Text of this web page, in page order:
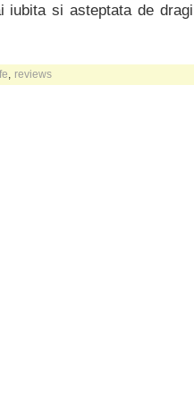
iubita si asteptata de
reviews